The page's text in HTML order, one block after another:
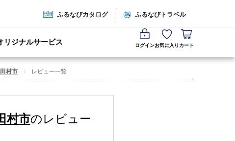
ふるなびカタログ ふるなびトラベル
リジナルサービス ログインお気に入り カート
村市 レビュー一覧
村市のレビュー